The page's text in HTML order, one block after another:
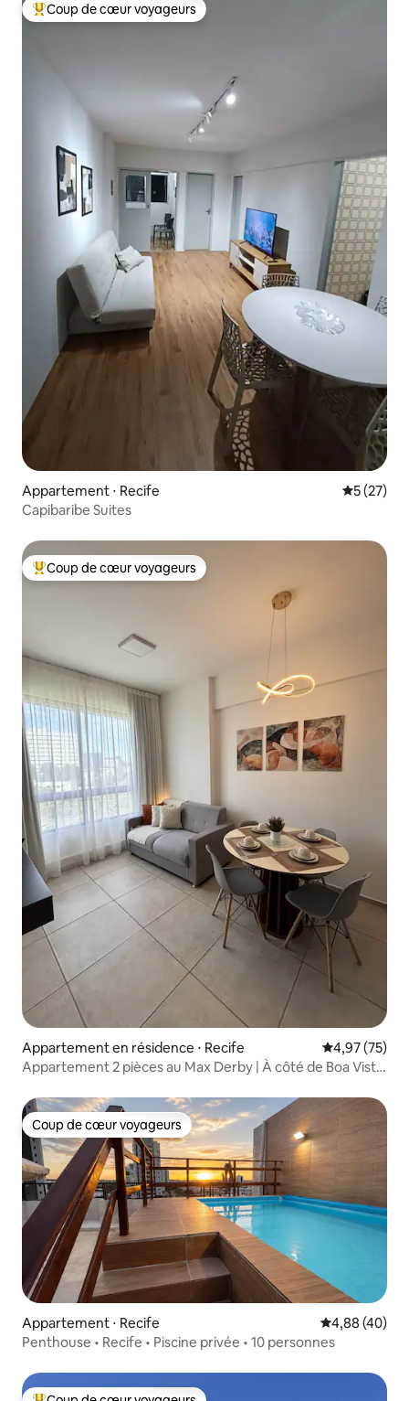
Coups de cœur voyageurs les plus appréciés
Coup de cœur voyageurs
Appartement ⋅ Recife
5 (27)
Capibaribe Suites
Coups de cœur voyageurs les plus appréciés
Coup de cœur voyageurs
Appartement en résidence ⋅ Recife Évaluation
4,97 (75)
Appartement 2 pièces au Max Derby | À côté de Boa Vista
Coup de cœur voyageurs
Coup de cœur voyageurs
Appartement ⋅ Recife Évaluation
4,88 (40)
Penthouse • Recife • Piscine privée • 10 personnes